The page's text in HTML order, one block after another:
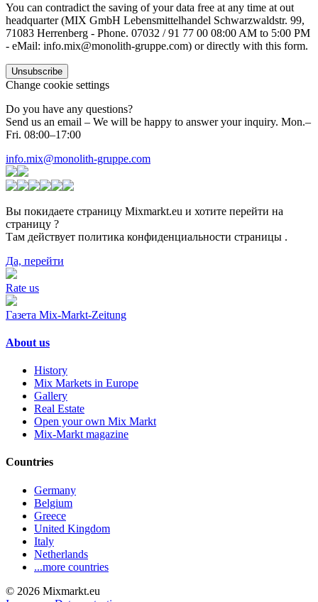
You can contradict the saving of your data free at any time at out
headquarter (MIX GmbH Lebensmittelhandel Schwarzwaldstr. 99,
71083 Herrenberg - Phone. 07032 / 91 77 00 08:00 AM to 5:00 PM
- eMail: info.mix@monolith-gruppe.com) or directly with this form.
Change cookie settings
Do you have any questions?
Send us an email – We will be happy to answer your inquiry. Mon.–
Fri. 08:00–17:00
info.mix@monolith-gruppe.com
Вы покидаете страницу Mixmarkt.eu и хотите перейти на
страницу ?
Там действует политика конфиденциальности страницы .
Да, перейти
Rate us
Газета Mix-Markt-Zeitung
About us
History
Mix Markets in Europe
Gallery
Real Estate
Open your own Mix Markt
Mix-Markt magazine
Countries
Germany
Belgium
Greece
United Kingdom
Italy
Netherlands
...more countries
© 2026 Mixmarkt.eu